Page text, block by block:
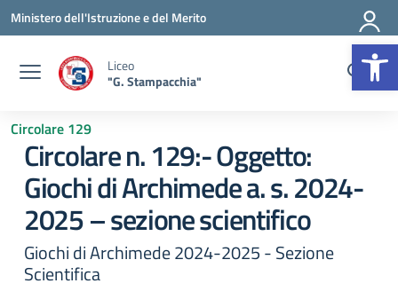
Vai ai contenuti
Vai al menu di navigazione
Vai al footer
Ministero dell'Istruzione e del Merito
Liceo
"G. Stampacchia"
Circolare 129
Circolare n. 129:- Oggetto:
Giochi di Archimede a. s. 2024-
2025 – sezione scientifico
Giochi di Archimede 2024-2025 - Sezione
Scientifica